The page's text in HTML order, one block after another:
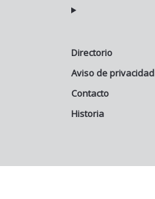
Directorio
Aviso de privacidad
Contacto
Historia